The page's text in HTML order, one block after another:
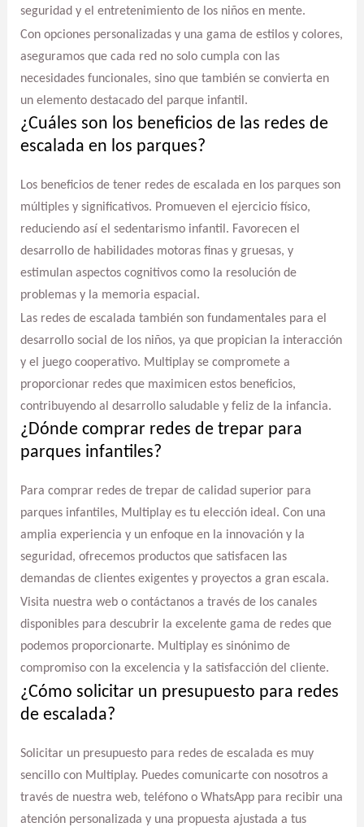
seguridad y el entretenimiento de los niños en mente.
Con opciones personalizadas y una gama de estilos y colores,
aseguramos que cada red no solo cumpla con las
necesidades funcionales, sino que también se convierta en
un elemento destacado del parque infantil.
¿Cuáles son los beneficios de las redes de
escalada en los parques?
Los beneficios de tener redes de escalada en los parques son
múltiples y significativos. Promueven el ejercicio físico,
reduciendo así el sedentarismo infantil. Favorecen el
desarrollo de habilidades motoras finas y gruesas, y
estimulan aspectos cognitivos como la resolución de
problemas y la memoria espacial.
Las redes de escalada también son fundamentales para el
desarrollo social de los niños, ya que propician la interacción
y el juego cooperativo. Multiplay se compromete a
proporcionar redes que maximicen estos beneficios,
contribuyendo al desarrollo saludable y feliz de la infancia.
¿Dónde comprar redes de trepar para
parques infantiles?
Para comprar redes de trepar de calidad superior para
parques infantiles, Multiplay es tu elección ideal. Con una
amplia experiencia y un enfoque en la innovación y la
seguridad, ofrecemos productos que satisfacen las
demandas de clientes exigentes y proyectos a gran escala.
Visita nuestra web o contáctanos a través de los canales
disponibles para descubrir la excelente gama de redes que
podemos proporcionarte. Multiplay es sinónimo de
compromiso con la excelencia y la satisfacción del cliente.
¿Cómo solicitar un presupuesto para redes
de escalada?
Solicitar un presupuesto para redes de escalada es muy
sencillo con Multiplay. Puedes comunicarte con nosotros a
través de nuestra web, teléfono o WhatsApp para recibir una
atención personalizada y una propuesta ajustada a tus